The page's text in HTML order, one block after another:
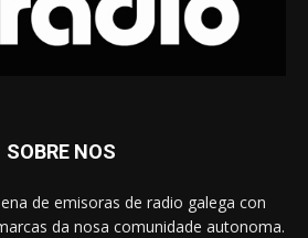
SOBRE NOS
de emisoras de radio galega con
da nosa comunidade autonoma.